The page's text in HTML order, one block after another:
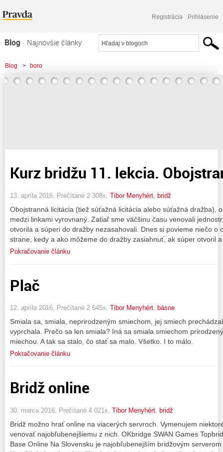
Registrácia Prihlásenie
Blog
Najnovšie články
Najčítanejšie články
Najkomentovanejšie články
Blog > boro
Kurz bridžu 11. lekcia.
13. apríla 2016, Prečítané 2 308x, Tibor Menyhért bridž
Obojstranná licitácia (tiež súťažná licitácia alebo súťažná dražba),
medzi linkami vyrovnaný. Zatiaľ sme väčšinu času venovali
otvorila a súperi do dražby nezasahovali. Dnes si povieme niečo o
strane, kedy a ako môžeme do dražby zasiahnuť, ak súper otvoril
Pokračovanie článku
Plač
12. apríla 2016, Prečítané 2 645x, Tibor Menyhért, básne
Smiala sa, smiala, neprirodzeným smiechom, jej smiech
vyprchala. Prečo sa len smiala? Iná sa smiala smiechom
miechou. A tak sa stalo, čo stať sa malo. Všetko. I to málo.
Pokračovanie článku
Bridž online
30. marca 2016, Prečítané 4 021x, Tibor Menyhért bridž
Bridž možno hrať online na viacerých servroch. Vymenujem
venovať najobľubenejšiemu z nich. OKbridge SWAN Games
Base Online Na Slovensku je najobľubenejším bridžovým